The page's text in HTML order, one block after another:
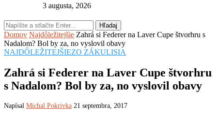
3 augusta, 2026
Hľadaj
Domov Najdôležitejšie Zahrá si Federer na Laver Cupe štvorhru s
Nadalom? Bol by za, no vyslovil obavy
NAJDÔLEŽITEJŠIEZO ZÁKULISIA
Zahrá si Federer na Laver Cupe štvorhru
s Nadalom? Bol by za, no vyslovil obavy
Napísal Michal Pokrivka 21 septembra, 2017